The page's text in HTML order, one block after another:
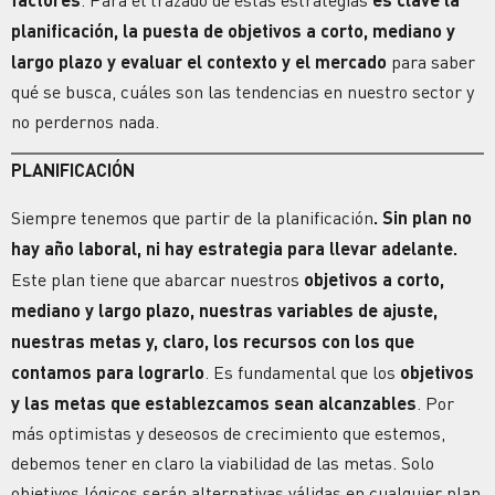
planificación, la puesta de objetivos a corto, mediano y
largo plazo y evaluar el contexto y el mercado para saber
qué se busca, cuáles son las tendencias en nuestro sector y
no perdernos nada.
PLANIFICACIÓN
Siempre tenemos que partir de la planificación . Sin plan no
hay año laboral, ni hay estrategia para llevar adelante.
Este plan tiene que abarcar nuestros objetivos a corto,
mediano y largo plazo, nuestras variables de ajuste,
nuestras metas y, claro, los recursos con los que
contamos para lograrlo . Es fundamental que los objetivos
y las metas que establezcamos sean alcanzables . Por
más optimistas y deseosos de crecimiento que estemos,
debemos tener en claro la viabilidad de las metas . Solo